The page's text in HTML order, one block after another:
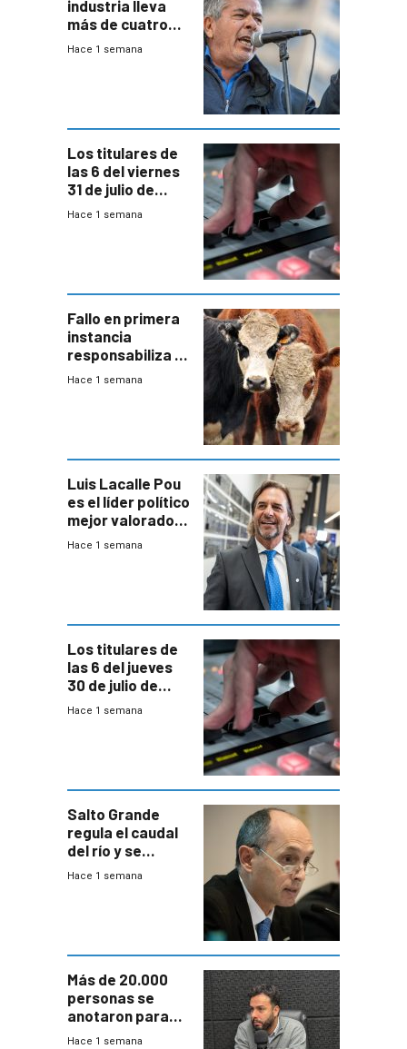
industria lleva
más de cuatro
meses sin
Hace 1 semana
Los titulares de
las 6 del viernes
31 de julio de
2026
Hace 1 semana
Fallo en primera
instancia
responsabiliza al
Estado por falta
Hace 1 semana
Luis Lacalle Pou
es el líder político
mejor valorado
del país, según
Hace 1 semana
Los titulares de
las 6 del jueves
30 de julio de
2026
Hace 1 semana
Salto Grande
regula el caudal
del río y se
prepara para un
Hace 1 semana
Más de 20.000
personas se
anotaron para
las pruebas
Hace 1 semana